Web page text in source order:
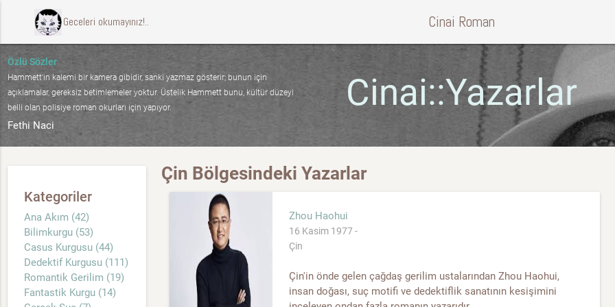
ccccci Geceleri okumayınız!.. Cinai Roman
Özlü Sözler
Hammett'in kalemi bir kamera gibidir, sanki yazmaz gösterir; bunun için
açıklamalar, gereksiz betimlemeler yoktur. Üstelik Hammett bunu, kültür düzeyi
belli olan polisiye roman okurları için yapıyor.
Fethi Naci
Cinai::Yazarlar
Kategoriler
Ana Akım (42)
Bilimkurgu (53)
Casus Kurgusu (44)
Dedektif Kurgusu (111)
Romantik Gerilim (19)
Fantastik Kurgu (14)
Çin Bölgesindeki Yazarlar
Zhou Haohui
16 Kasim 1977 -
Çin
Çin'in önde gelen çağdaş gerilim ustalarından Zhou Haohui,
insan doğası, suç motifi ve dedektiflik sanatının kesişimini